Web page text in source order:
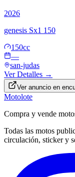
2026
genesis Sx1 150
150cc
—
san-judas
Ver Detalles →
Ver anuncio en
Motolote
Compra y vende
Todas las motos
circulación, sticker y